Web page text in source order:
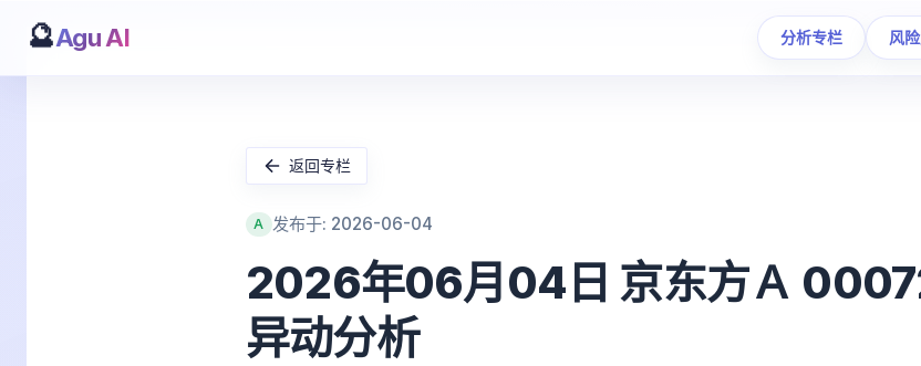
🔮Agu AI 分析专栏 风
返回专栏
A 发布于: 2026-06-04
2026年06月04日 京东方Ａ
异动分析